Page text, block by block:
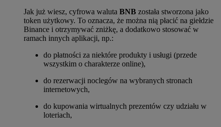
Jak już wiesz, cyfrowa waluta BNB została stworzona jako
token użytkowy. To oznacza, że można nią płacić na giełdzie
Binance i otrzymywać zniżkę, a dodatkowo stosować w
ramach innych aplikacji, np.:
do płatności za niektóre produkty i usługi (przede
wszystkim o charakterze online),
do rezerwacji noclegów na wybranych stronach
internetowych,
do kupowania wirtualnych prezentów czy udziału w
loteriach,